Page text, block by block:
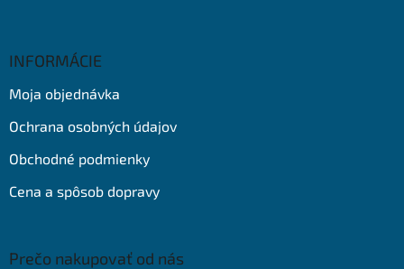
INFORMÁCIE
Moja objednávka
Ochrana osobných údajov
Obchodné podmienky
Cena a spôsob dopravy
Prečo nakupovať od nás